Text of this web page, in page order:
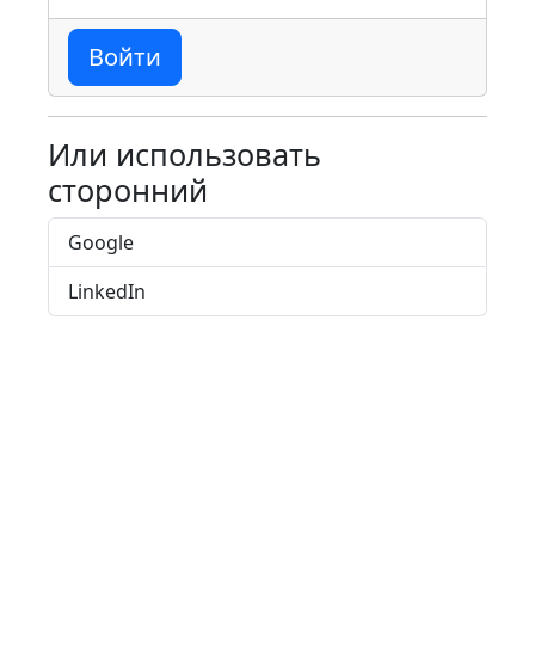
Войти
Или использовать
сторонний
Google
LinkedIn